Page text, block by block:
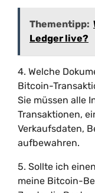
Thementipp:
Ledger live?
4. Welche
Bitcoin-
Sie müssen alle
Transaktionen,
Verkaufsdaten,
aufbewahren.
5. Sollte ich
meine Bitcoin-